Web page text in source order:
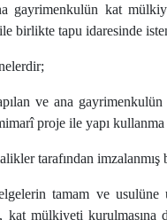
gayrimenkulün kat
ile birlikte tapu idaresinde
ve ana
proje ile yapı
tarafından imzalanmış
tamam ve
kat mülkiyeti kurulmasına